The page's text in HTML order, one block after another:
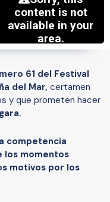
61 del Festival
del Mar, certamen
y que prometen hacer
competencia
los momentos
motivos por los